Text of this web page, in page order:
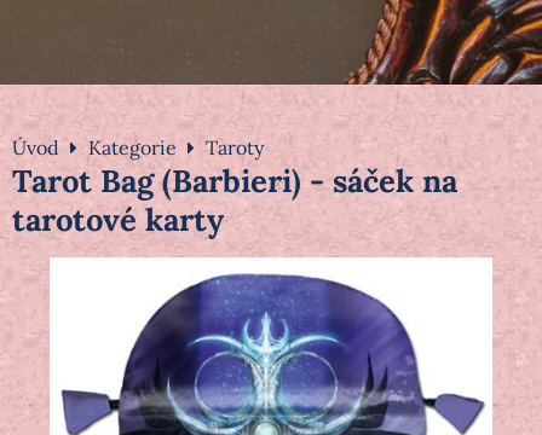
Úvod Kategorie Taroty
Tarot Bag (Barbieri) - sáček na
tarotové karty